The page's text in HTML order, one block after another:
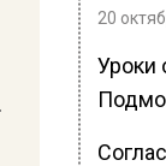
20
Уроки